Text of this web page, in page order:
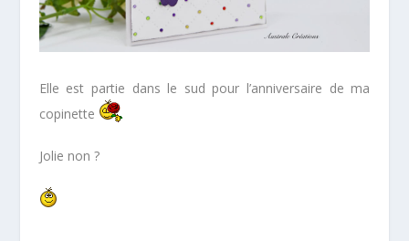
Elle est partie dans le sud pour l’anniversaire de ma
copinette
Jolie non ?